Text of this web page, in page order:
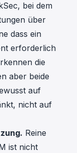
, bei dem
über
dass ein
erforderlich
die
aber beide
auf
nicht auf
Reine
ist nicht